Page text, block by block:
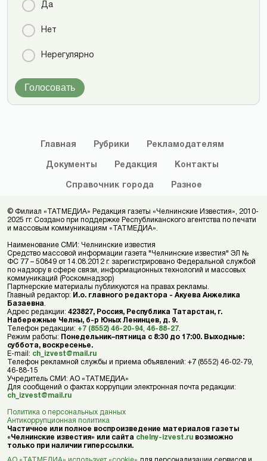
Да
Нет
Нерегулярно
Голосовать
Главная Рубрики Рекламодателям
Документы Редакция Контакты
Справочник города Разное
© Филиал «ТАТМЕДИА» Редакция газеты «Челнинские Известия», 2010-
2025 гг. Создано при поддержке Республиканского агентства по печати
и массовым коммуникациям «ТАТМЕДИА».
Наименование СМИ: Челнинские известия
Средство массовой информации газета "Челнинские известия" ЭЛ №
ФС 77 – 50849 от 14.08.2012 г. зарегистрировано Федеральной службой
по надзору в сфере связи, информационных технологий и массовых
коммуникаций (Роскомнадзор)
Партнерские материалы публикуются на правах рекламы.
Главный редактор: И.о. главного редактора - Акуева Анжелика
Базаевна
Адрес редакции: 423827, Россия, Республика Татарстан, г.
Набережные Челны, б-р Юных Ленинцев, д. 9.
Телефон редакции: +7 (8552) 46-20-94 46-88-27
Режим работы: Понедельник–пятница с 8:30 до 17:00. Выходные:
суббота, воскресенье.
E-mail: ch_izvest@mail.ru
Телефон рекламной службы и приема объявлений: +7 (8552) 46-02-79,
46-88-15
Учредитель СМИ: АО «ТАТМЕДИА»
Для сообщений о фактах коррупции электронная почта редакции:
ch_izvest@mail.ru
Политика о персональных данных
Антикоррупционная политика
Частичное или полное воспроизведение материалов газеты
«Челнинские известия» или сайта chelny-izvest.ru возможно
только при наличии гиперссылки.